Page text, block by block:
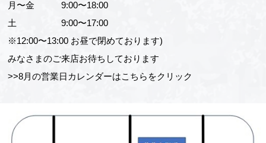
月〜金 9:00〜18:00
土 9:00〜17:00
※12:00〜13:00 お昼で閉めております)
みなさまのご来店お待ちしております
>>8月の営業日カレンダーはこちらをクリック